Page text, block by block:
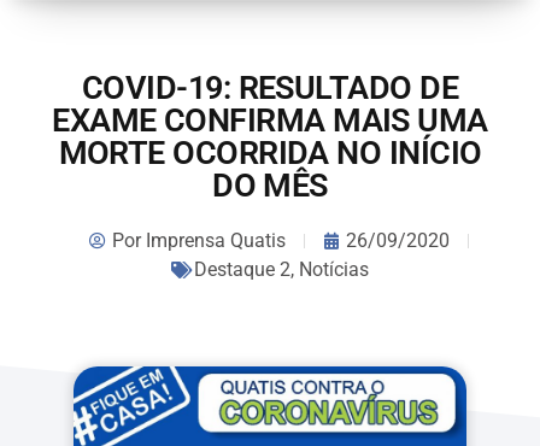
COVID-19: RESULTADO DE
EXAME CONFIRMA MAIS UMA
MORTE OCORRIDA NO INÍCIO
DO MÊS
PorImprensa Quatis
26/09/2020
Destaque 2, Notícias